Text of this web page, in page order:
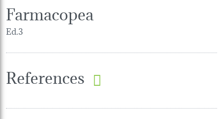
Farmacopea
Ed.3
References